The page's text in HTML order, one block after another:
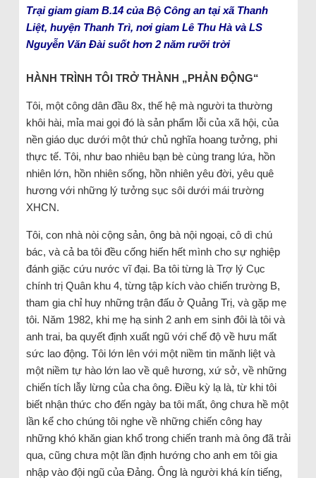
Trại giam giam B.14 của Bộ Công an tại xã Thanh
Liệt, huyện Thanh Trì, nơi giam Lê Thu Hà và LS
Nguyễn Văn Đài suốt hơn 2 năm rưỡi trời
HÀNH TRÌNH TÔI TRỞ THÀNH „PHẢN ĐỘNG“
Tôi, một công dân đầu 8x, thế hệ mà người ta thường
khôi hài, mỉa mai gọi đó là sản phẩm lỗi của xã hội, của
nền giáo dục dưới một thứ chủ nghĩa hoang tưởng, phi
thực tế. Tôi, như bao nhiêu bạn bè cùng trang lứa, hồn
nhiên lớn, hồn nhiên sống, hồn nhiên yêu đời, yêu quê
hương với những lý tưởng sục sôi dưới mái trường
XHCN.
Tôi, con nhà nòi cộng sản, ông bà nội ngoại, cô dì chú
bác, và cả ba tôi đều cống hiến hết mình cho sự nghiệp
đánh giặc cứu nước vĩ đại. Ba tôi từng là Trợ lý Cục
chính trị Quân khu 4, từng tập kích vào chiến trường B,
tham gia chỉ huy những trận đấu ở Quảng Trị, và gặp mẹ
tôi. Năm 1982, khi mẹ hạ sinh 2 anh em sinh đôi là tôi và
anh trai, ba quyết định xuất ngũ với chế độ về hưu mất
sức lao động. Tôi lớn lên với một niềm tin mãnh liệt và
một niềm tự hào lớn lao về quê hương, xứ sở, về những
chiến tích lẫy lừng của cha ông. Điều kỳ lạ là, từ khi tôi
biết nhận thức cho đến ngày ba tôi mất, ông chưa hề một
lần kể cho chúng tôi nghe về những chiến công hay
những khó khăn gian khổ trong chiến tranh mà ông đã trải
qua, cũng chưa một lần định hướng cho anh em tôi gia
nhập vào đội ngũ của Đảng. Ông là người khá kín tiếng,